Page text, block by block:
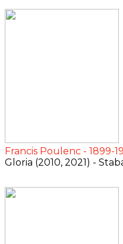
Francis Poulenc - 1899-
Gloria (2010, 2021) -